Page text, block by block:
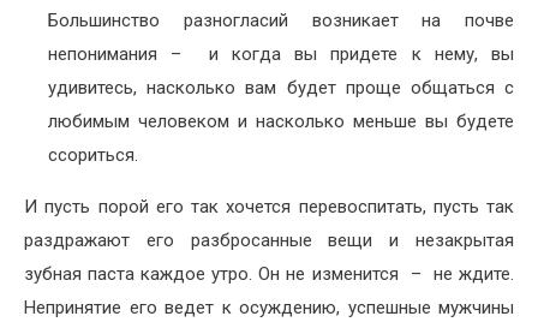
Большинство разногласий возникает на почве
непонимания – и когда вы придете к нему, вы
удивитесь, насколько вам будет проще общаться с
любимым человеком и насколько меньше вы будете
ссориться.
И пусть порой его так хочется перевоспитать, пусть так
раздражают его разбросанные вещи и незакрытая
зубная паста каждое утро. Он не изменится – не ждите.
Непринятие его ведет к осуждению, успешные мужчины